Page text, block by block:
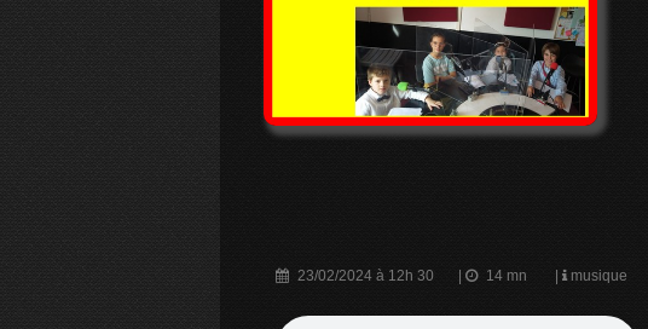
23/02/2024 à 12h 30 14 mn musique